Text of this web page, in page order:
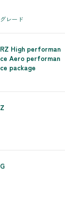
グレード
RZ High performan
ce Aero performan
ce package
Z
G